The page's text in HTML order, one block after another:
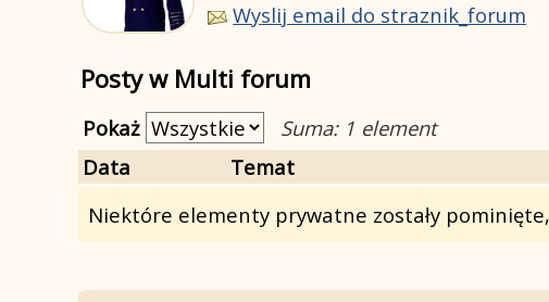
Wyslij email do straznik_forum
Posty w Multi forum
Pokaż
Suma: 1 element
Data
Temat
Niektóre elementy prywatne zostały